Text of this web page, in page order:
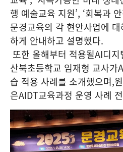
행 예술교육 지원’, ‘회복과
문경교육의 각 현안사업에
하게 안내하고 설명했다.
또한 올해부터 적용될AI디
산북초등학교 임재형 교사가
습 적용 사례를 소개했으며,
은AIDT교육과정 운영 사례